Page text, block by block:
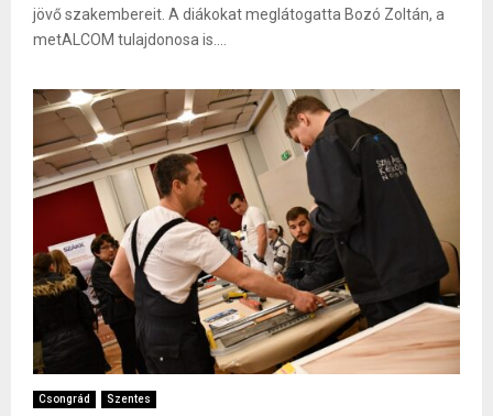
jövő szakembereit. A diákokat meglátogatta Bozó Zoltán, a
metALCOM tulajdonosa is....
Csongrád Szentes